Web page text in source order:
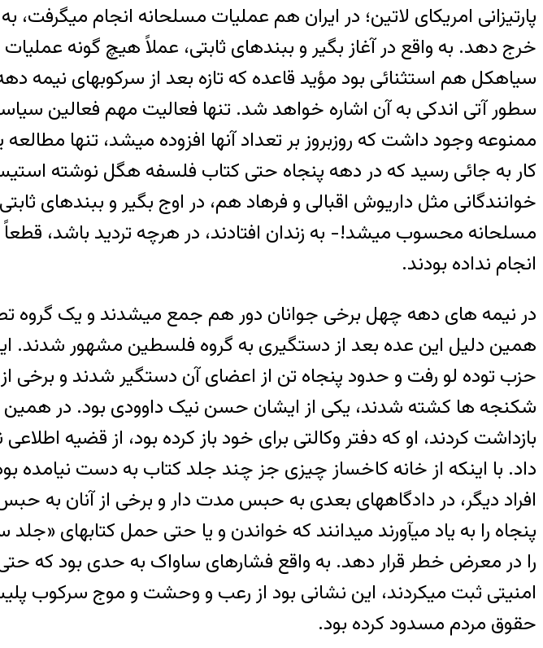
پارتیزانی امریکای لاتین؛ در ایران هم عملیات مسلحانه انجام
خرج دهد. به واقع در آغاز بگیر و ببندهای ثابتی، عملاً هیچ گونه
سیاهکل هم استثنائی بود مؤید قاعده که تازه بعد از سرکوبهای
سطور آتی اندکی به آن اشاره خواهد شد. تنها فعالیت مهم فعالین
ممنوعه وجود داشت که روزبروز بر تعداد آنها افزوده میشد، تنها
کار به جائی رسید که در دهه پنجاه حتی کتاب فلسفه هگل نوشته
خوانندگانی مثل داریوش اقبالی و فرهاد هم، در اوج بگیر و ببندهای
مسلحانه محسوب میشد!- به زندان افتادند، در هرچه تردید باشد،
انجام نداده بودند.
در نیمه های دهه چهل برخی جوانان دور هم جمع میشدند و یک گروه
حزب توده لو رفت و حدود پنجاه تن از اعضای آن دستگیر شدند و برخی
شکنجه ها کشته شدند، یکی از ایشان حسن نیک داوودی بود. در همین
بازداشت کردند، او که دفتر وکالتی برای خود باز کرده بود، از قضیه
داد. با اینکه از خانه کاخساز چیزی جز چند جلد کتاب به دست نیامده
افراد دیگر، در دادگاههای بعدی به حبس مدت دار و برخی از آنان به
پنجاه را به یاد میآورند میدانند که خواندن و یا حتی حمل کتابهای
را در معرض خطر قرار دهد. به واقع فشارهای ساواک به حدی بود
امنیتی ثبت میکردند، این نشانی بود از رعب و وحشت و موج سرکوب
حقوق مردم مسدود کرده بود.